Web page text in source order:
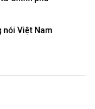
nói Việt Nam